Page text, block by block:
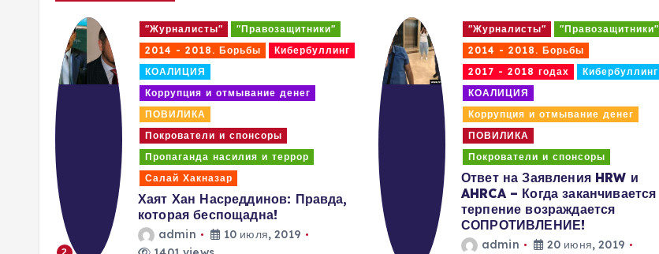
"Журналисты"
"Правозащитники"
2014 - 2018. Борьбы
Кибербуллинг
КОАЛИЦИЯ
Коррупция и отмывание денег
ПОВИЛИКА
Покрователи и спонсоры
Пропаганда насилия и террор
Салай Хакназар
Хаят Хан Насреддинов: Правда,
которая беспощадна!
admin
10 июля, 2019
"Журналисты"
"Правозащитники"
2014 - 2018. Борьбы
2017 - 2018 годах
Кибербуллинг
КОАЛИЦИЯ
Коррупция и отмывание денег
ПОВИЛИКА
Покрователи и спонсоры
Ответ на Заявления HRW и
AHRCA – Когда заканчивается
терпение возраждается
СОПРОТИВЛЕНИЕ!
admin 20 июня, 2019